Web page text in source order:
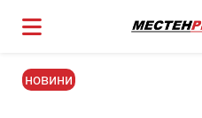
новини